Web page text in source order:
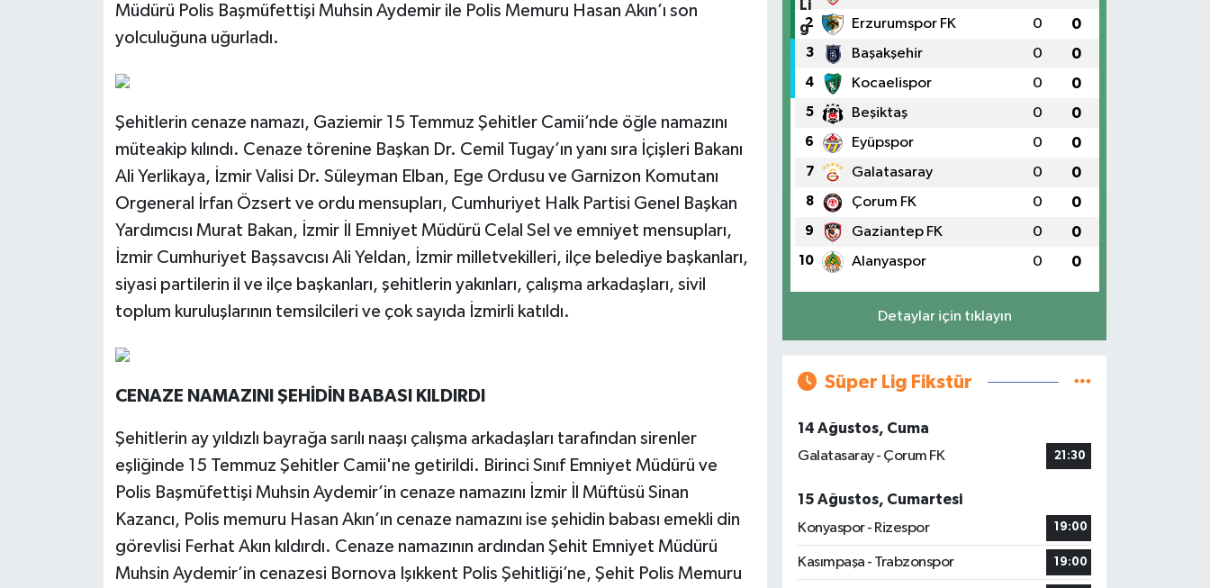
Müdürü Polis Başmüfettişi Muhsin Aydemir ile Polis Memuru Hasan Akın’ı son
yolculuğuna uğurladı.
Şehitlerin cenaze namazı, Gaziemir 15 Temmuz Şehitler Camii’nde öğle namazını
müteakip kılındı. Cenaze törenine Başkan Dr. Cemil Tugay’ın yanı sıra İçişleri Bakanı
Ali Yerlikaya, İzmir Valisi Dr. Süleyman Elban, Ege Ordusu ve Garnizon Komutanı
Orgeneral İrfan Özsert ve ordu mensupları, Cumhuriyet Halk Partisi Genel Başkan
Yardımcısı Murat Bakan, İzmir İl Emniyet Müdürü Celal Sel ve emniyet mensupları,
İzmir Cumhuriyet Başsavcısı Ali Yeldan, İzmir milletvekilleri, ilçe belediye başkanları,
siyasi partilerin il ve ilçe başkanları, şehitlerin yakınları, çalışma arkadaşları, sivil
toplum kuruluşlarının temsilcileri ve çok sayıda İzmirli katıldı.
CENAZE NAMAZINI ŞEHİDİN BABASI KILDIRDI
Şehitlerin ay yıldızlı bayrağa sarılı naaşı çalışma arkadaşları tarafından sirenler
eşliğinde 15 Temmuz Şehitler Camii'ne getirildi. Birinci Sınıf Emniyet Müdürü ve
Polis Başmüfettişi Muhsin Aydemir’in cenaze namazını İzmir İl Müftüsü Sinan
Kazancı, Polis memuru Hasan Akın’ın cenaze namazını ise şehidin babası emekli din
görevlisi Ferhat Akın kıldırdı. Cenaze namazının ardından Şehit Emniyet Müdürü
Muhsin Aydemir’in cenazesi Bornova Işıkkent Polis Şehitliği’ne, Şehit Polis Memuru
2 Erzurumspor FK 0 0
3 Başakşehir 0 0
4 Kocaelispor 0 0
5 Beşiktaş 0 0
6 Eyüpspor 0 0
7 Galatasaray 0 0
8 Çorum FK 0 0
9 Gaziantep FK 0 0
10 Alanyaspor 0 0
Detaylar için tıklayın
Süper Lig Fikstür
14 Ağustos, Cuma
Galatasaray - Çorum FK
21:30
15 Ağustos, Cumartesi
Konyaspor - Rizespor
19:00
Kasımpaşa - Trabzonspor 19:00